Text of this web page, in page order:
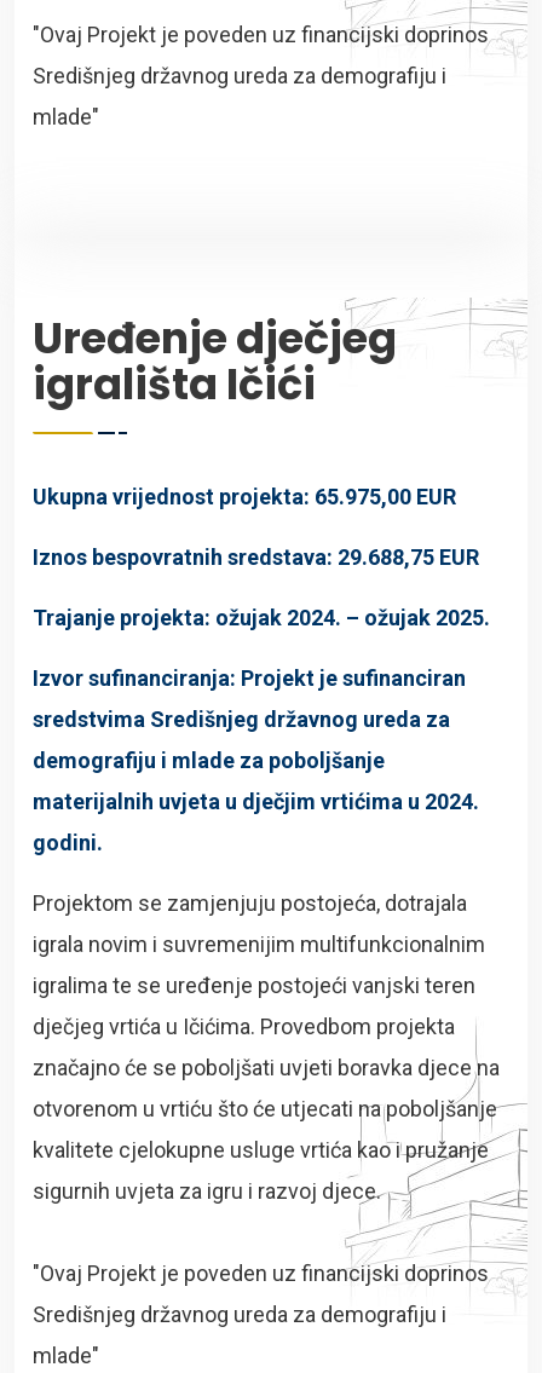
"Ovaj Projekt je poveden uz financijski doprinos
Središnjeg državnog ureda za demografiju i
mlade"
Uređenje dječjeg
igrališta Ičići
Ukupna vrijednost projekta: 65.975,00 EUR
Iznos bespovratnih sredstava: 29.688,75 EUR
Trajanje projekta: ožujak 2024. – ožujak 2025.
Izvor sufinanciranja: Projekt je sufinanciran
sredstvima Središnjeg državnog ureda za
demografiju i mlade za poboljšanje
materijalnih uvjeta u dječjim vrtićima u 2024.
godini.
Projektom se zamjenjuju postojeća, dotrajala
igrala novim i suvremenijim multifunkcionalnim
igralima te se uređenje postojeći vanjski teren
dječjeg vrtića u Ičićima. Provedbom projekta
značajno će se poboljšati uvjeti boravka djece na
otvorenom u vrtiću što će utjecati na poboljšanje
kvalitete cjelokupne usluge vrtića kao i pružanje
sigurnih uvjeta za igru i razvoj djece.
"Ovaj Projekt je poveden uz financijski doprinos
Središnjeg državnog ureda za demografiju i
mlade"